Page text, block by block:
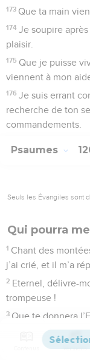
173 Que ta main
174 Je soupire
plaisir.
175 Que je puisse
viennent à mon
176 Je suis errant
recherche de ton
commandements.
Psaumes
Seuls les Évangiles sont
Qui pourra
1 Chant des
j’ai crié, et il m’a
2 Eternel, délivre-
trompeuse !
3 Que te donnera
trompeuse ?
Les flèchesVersions